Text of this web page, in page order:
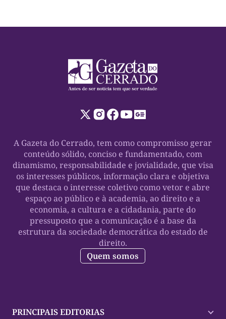
A Gazeta do Cerrado, tem como compromisso gerar
conteúdo sólido, conciso e fundamentado, com
dinamismo, responsabilidade e jovialidade, que visa
os interesses públicos, informação clara e objetiva
que destaca o interesse coletivo como vetor e abre
espaço ao público e à academia, ao direito e a
economia, a cultura e a cidadania, parte do
pressuposto que a comunicação é a base da
estrutura da sociedade democrática do estado de
direito.
Quem somos
PRINCIPAIS EDITORIAS